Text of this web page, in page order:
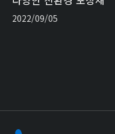
2022/09/05